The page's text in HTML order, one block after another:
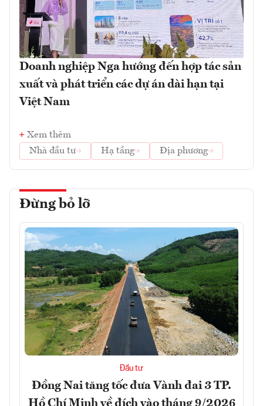
Doanh nghiệp Nga hướng đến hợp tác sản
xuất và phát triển các dự án dài hạn tại
Việt Nam
Xem thêm
Nhà đầu tư
Hạ tầng Địa phương
Đừng bỏ lỡ
Đầu tư
Đồng Nai tăng tốc đưa Vành đai 3 TP.